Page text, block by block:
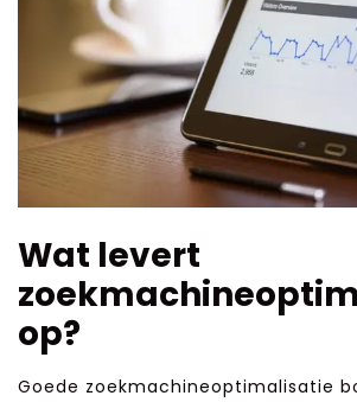
Wat levert
op?
Goede zoekmachineoptimalisatie